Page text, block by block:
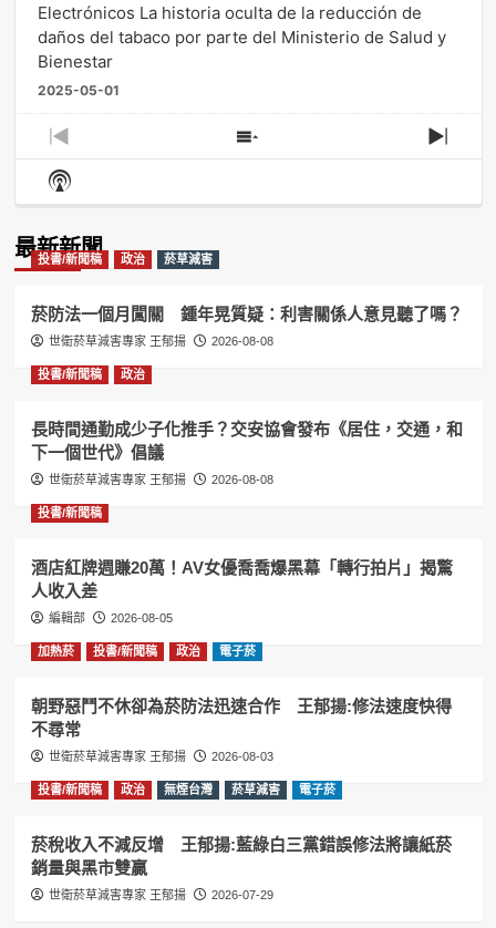
Electrónicos La historia oculta de la reducción de
daños del tabaco por parte del Ministerio de Salud y
Bienestar
2025-05-01
Previous
Episode
Show
Episodes
Next
Show
Podcast
最新新聞
投書/新聞稿 政治 菸草減害
菸防法一個月闖關 鍾年晃質疑：利害關係人意見聽了嗎？
世衛菸草減害專家 王郁揚 2026-08-08
投書/新聞稿 政治
長時間通勤成少子化推手？交安協會發布《居住，交通，和
下一個世代》倡議
世衛菸草減害專家 王郁揚 2026-08-08
投書/新聞稿
酒店紅牌週賺20萬！AV女優喬喬爆黑幕「轉行拍片」揭驚
人收入差
編輯部 2026-08-05
加熱菸 投書/新聞稿 政治 電子菸
朝野惡鬥不休卻為菸防法迅速合作 王郁揚:修法速度快得
不尋常
世衛菸草減害專家 王郁揚 2026-08-03
投書/新聞稿 政治 無煙台灣 菸草減害 電子菸
菸稅收入不減反增 王郁揚:藍綠白三黨錯誤修法將讓紙菸
銷量與黑市雙贏
世衛菸草減害專家 王郁揚 2026-07-29